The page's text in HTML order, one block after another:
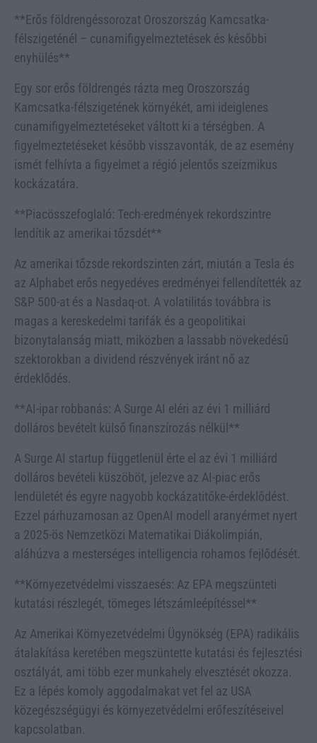
**Erős földrengéssorozat Oroszország Kamcsatka-
félszigeténél – cunamifigyelmeztetések és későbbi
enyhülés**
Egy sor erős földrengés rázta meg Oroszország
Kamcsatka-félszigetének környékét, ami ideiglenes
cunamifigyelmeztetéseket váltott ki a térségben. A
figyelmeztetéseket később visszavonták, de az esemény
ismét felhívta a figyelmet a régió jelentős szeizmikus
kockázatára.
**Piacösszefoglaló: Tech-eredmények rekordszintre
lendítik az amerikai tőzsdét**
Az amerikai tőzsde rekordszinten zárt, miután a Tesla és
az Alphabet erős negyedéves eredményei fellendítették az
S&P 500-at és a Nasdaq-ot. A volatilitás továbbra is
magas a kereskedelmi tarifák és a geopolitikai
bizonytalanság miatt, miközben a lassabb növekedésű
szektorokban a dividend részvények iránt nő az
érdeklődés.
**AI-ipar robbanás: A Surge AI eléri az évi 1 milliárd
dolláros bevételt külső finanszírozás nélkül**
A Surge AI startup függetlenül érte el az évi 1 milliárd
dolláros bevételi küszöböt, jelezve az AI-piac erős
lendületét és egyre nagyobb kockázatitőke-érdeklődést.
Ezzel párhuzamosan az OpenAI modell aranyérmet nyert
a 2025-ös Nemzetközi Matematikai Diákolimpián,
aláhúzva a mesterséges intelligencia rohamos fejlődését.
**Környezetvédelmi visszaesés: Az EPA megszünteti
kutatási részlegét, tömeges létszámleépítéssel**
Az Amerikai Környezetvédelmi Ügynökség (EPA) radikális
átalakítása keretében megszüntette kutatási és fejlesztési
osztályát, ami több ezer munkahely elvesztését okozza.
Ez a lépés komoly aggodalmakat vet fel az USA
közegészségügyi és környezetvédelmi erőfeszítéseivel
kapcsolatban.